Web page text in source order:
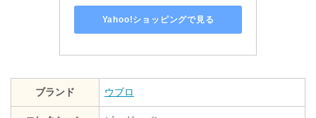
Yahoo!ショッピングで見る
ブランド ウブロ